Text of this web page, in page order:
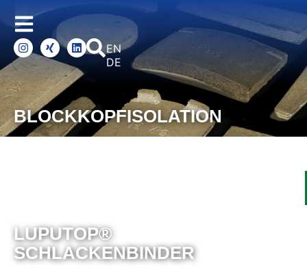
ENGLISH
DEUTSCH
BLOCKKOPFISOLATION
LUPUTOP®
SCHLACKENBINDER